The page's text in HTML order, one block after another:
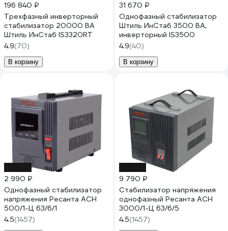
196 840 ₽
Трехфазный инверторный
стабилизатор 20000 ВА
Штиль ИнСтаб IS3320RT
4.9(70)
В корзину
31 670 ₽
Однофазный стабилизатор
Штиль ИнСтаб 3500 ВА,
инверторный IS3500
4.9(40)
В корзину
2 990 ₽
Однофазный стабилизатор
напряжения Ресанта АСН
500/1-Ц 63/6/1
4.5(1457)
9 790 ₽
Стабилизатор напряжения
однофазный Ресанта АСН
3000/1-Ц 63/6/5
4.5(1457)